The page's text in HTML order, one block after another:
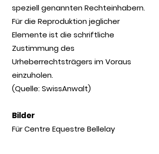
speziell genannten Rechteinhabern.
Für die Reproduktion jeglicher
Elemente ist die schriftliche
Zustimmung des
Urheberrechtsträgers im Voraus
einzuholen.
(Quelle: SwissAnwalt)
Bilder
Für Centre Equestre Bellelay